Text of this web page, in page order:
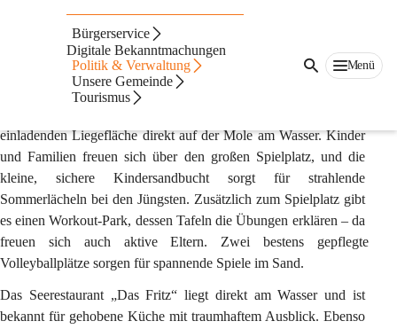
Bürgerservice
Digitale Bekanntmachungen
Politik & Verwaltung
Unsere Gemeinde
Tourismus
Menü
Seebad
Seebad Weiden verfügt über einen gepflegten Badestrand
einladenden Liegefläche direkt auf der Mole am Wasser. Kinder
und Familien freuen sich über den großen Spielplatz, und die
kleine, sichere Kindersandbucht sorgt für strahlende
Sommerlächeln bei den Jüngsten. Zusätzlich zum Spielplatz gibt
es einen Workout-Park, dessen Tafeln die Übungen erklären – da
freuen sich auch aktive Eltern. Zwei bestens gepflegte
Volleyballplätze sorgen für spannende Spiele im Sand.
Das Seerestaurant „Das Fritz“ liegt direkt am Wasser und ist
bekannt für gehobene Küche mit traumhaftem Ausblick. Ebenso